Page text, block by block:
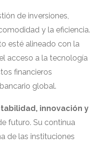
de inversiones,
y la eficiencia.
esté alineado con la
acceso a la tecnología
financieros
global.
innovación y
futuro. Su continua
de las instituciones